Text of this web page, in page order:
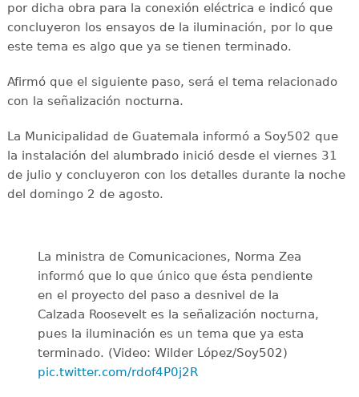
por dicha obra para la conexión eléctrica e indicó que
concluyeron los ensayos de la iluminación, por lo que
este tema es algo que ya se tienen terminado.
Afirmó que el siguiente paso, será el tema relacionado
con la señalización nocturna.
La Municipalidad de Guatemala informó a Soy502 que
la instalación del alumbrado inició desde el viernes 31
de julio y concluyeron con los detalles durante la noche
del domingo 2 de agosto.
La ministra de Comunicaciones, Norma Zea
informó que lo que único que ésta pendiente
en el proyecto del paso a desnivel de la
Calzada Roosevelt es la señalización nocturna,
pues la iluminación es un tema que ya esta
terminado. (Video: Wilder López/Soy502)
pic.twitter.com/rdof4P0j2R